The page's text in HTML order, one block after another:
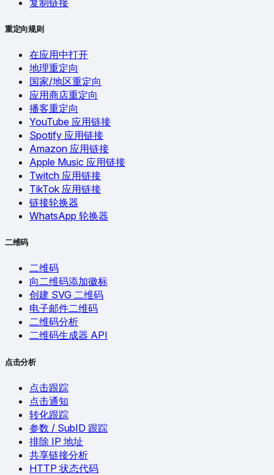
重定向规则
在应用中打开
地理重定向
国家/地区重定向
应用商店重定向
播客重定向
YouTube 应用链接
Spotify 应用链接
Amazon 应用链接
Apple Music 应用链接
Twitch 应用链接
TikTok 应用链接
链接轮换器
WhatsApp 轮换器
二维码
二维码
向二维码添加徽标
创建 SVG 二维码
电子邮件二维码
二维码分析
二维码生成器 API
点击分析
点击跟踪
点击通知
转化跟踪
参数 / SubID 跟踪
排除 IP 地址
共享链接分析
HTTP 状态代码